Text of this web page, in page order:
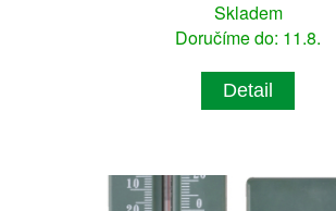
Skladem
Doručíme do: 11.8.
Detail